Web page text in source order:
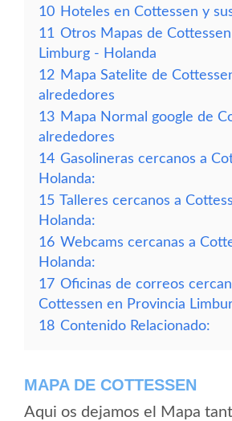
10 Hoteles en Cottessen y
11 Otros Mapas de
Limburg - Holanda
12 Mapa Satelite de
alrededores
13 Mapa Normal google de
alrededores
14 Gasolineras cercanos a
Holanda:
15 Talleres cercanos a
Holanda:
16 Webcams cercanas a
Holanda:
17 Oficinas de correos
Cottessen en Provincia
18 Contenido Relacionado:
MAPA DE COTTESSEN
Aqui os dejamos el Mapa